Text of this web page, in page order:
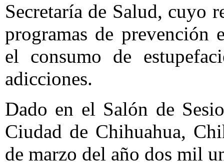
Secretaría de Salud, cuyo
programas de prevención
el consumo de
adicciones.
Dado en el Salón de
Ciudad de Chihuahua,
de marzo del año dos mil